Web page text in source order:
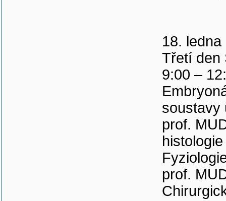
18. ledna
Třetí den
9:00 –
soustavy
prof.
prof.